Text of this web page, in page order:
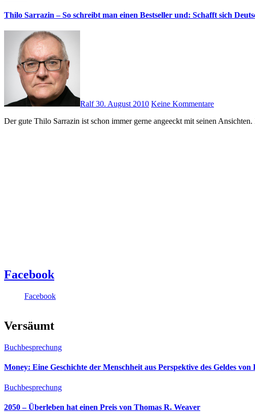
Thilo Sarrazin – So schreibt man einen Bestseller und: Schafft sich
Ralf30. August 2010 Keine Kommentare
Der gute Thilo Sarrazin ist schon immer gerne angeeckt mit seinen
Facebook
Facebook
Versäumt
Buchbesprechung
Money: Eine Geschichte der Menschheit aus Perspektive des Geldes
Buchbesprechung
2050 – Überleben hat einen Preis von Thomas R. Weaver